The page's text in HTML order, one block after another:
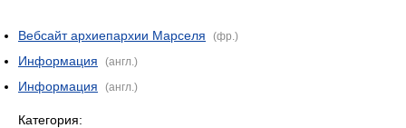
Вебсайт архиепархии Марселя (фр.)
Информация (англ.)
Информация (англ.)
Категория: